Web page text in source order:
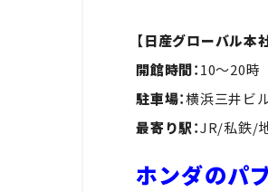
【日産グローバル本
開館時間：10～20時
駐車場：横浜三井ビ
最寄り駅：JR/私鉄/
ホンダのパ